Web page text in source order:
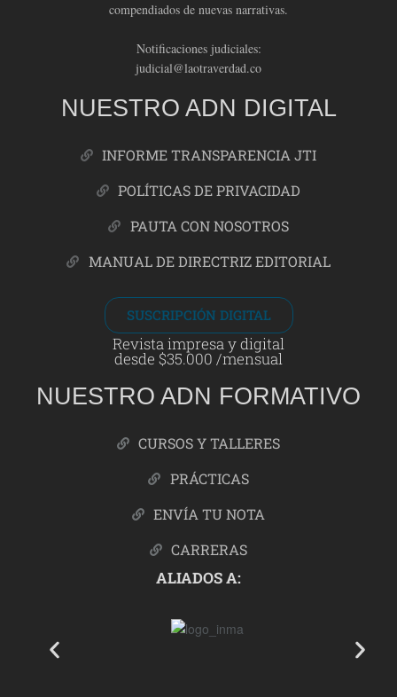
compendiados de nuevas narrativas.
Notificaciones judiciales:
judicial@laotraverdad.co
NUESTRO ADN DIGITAL
INFORME TRANSPARENCIA JTI
POLÍTICAS DE PRIVACIDAD
PAUTA CON NOSOTROS
MANUAL DE DIRECTRIZ EDITORIAL
SUSCRIPCIÓN DIGITAL
Revista impresa y digital
desde $35.000 /mensual
NUESTRO ADN FORMATIVO
CURSOS Y TALLERES
PRÁCTICAS
ENVÍA TU NOTA
CARRERAS
ALIADOS A: